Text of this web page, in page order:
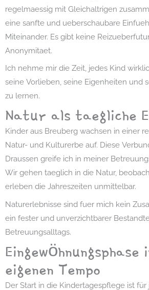
regelmaessig mit Gleichaltrigen
eine sanfte und ueberschaubare
Miteinander. Es gibt keine
Anonymitaet.
Ich nehme mir die Zeit, jedes Kind
seine Vorlieben, seine Eigenheiten und
zu lernen.
Natur als taegliche
Kinder aus Breuberg wachsen in einer
Natur- und Kulturerbe auf. Diese
Draussen greife ich in meiner
Wir gehen taeglich in die Natur,
erleben die Jahreszeiten unmittelbar.
Naturerlebnisse sind fuer mich kein
ein fester und unverzichtbarer
Betreuungsalltags.
Eingewöhnungsphase
eigenen Tempo
Der Start in die Kindertagespflege ist für